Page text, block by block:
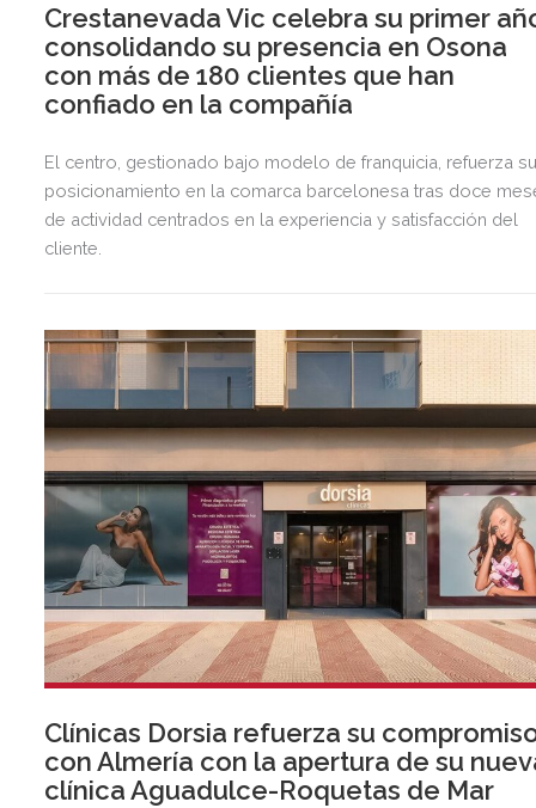
Crestanevada Vic celebra su primer
consolidando su presencia en Osona
con más de 180 clientes que han
confiado en la compañía
El centro, gestionado bajo modelo de franquicia, refuerza
posicionamiento en la comarca barcelonesa tras doce
de actividad centrados en la experiencia y satisfacción del
cliente.
Clínicas Dorsia refuerza su
con Almería con la apertura de su
clínica Aguadulce-Roquetas de Mar